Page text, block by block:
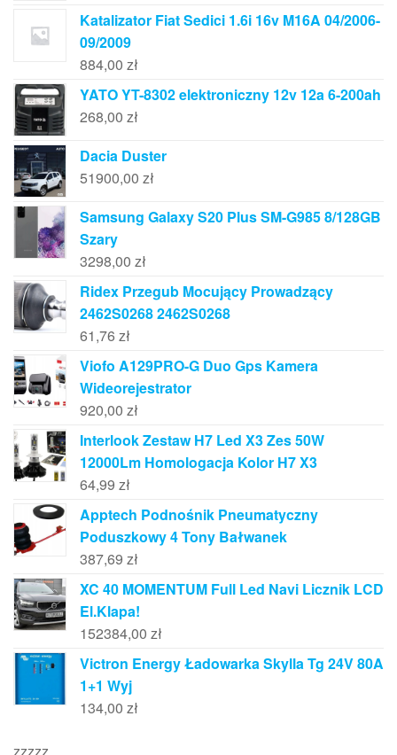
Katalizator Fiat Sedici 1.6i 16v M16A 04/2006-
09/2009
884,00 zł
YATO YT-8302 elektroniczny 12v 12a 6-200ah
268,00 zł
Dacia Duster
51900,00 zł
Samsung Galaxy S20 Plus SM-G985 8/128GB
Szary
3298,00 zł
Ridex Przegub Mocujący Prowadzący
2462S0268 2462S0268
61,76 zł
Viofo A129PRO-G Duo Gps Kamera
Wideorejestrator
920,00 zł
Interlook Zestaw H7 Led X3 Zes 50W
12000Lm Homologacja Kolor H7 X3
64,99 zł
Apptech Podnośnik Pneumatyczny
Poduszkowy 4 Tony Bałwanek
387,69 zł
XC 40 MOMENTUM Full Led Navi Licznik LCD
El.Klapa!
152384,00 zł
Victron Energy Ładowarka Skylla Tg 24V 80A
1+1 Wyj
134,00 zł